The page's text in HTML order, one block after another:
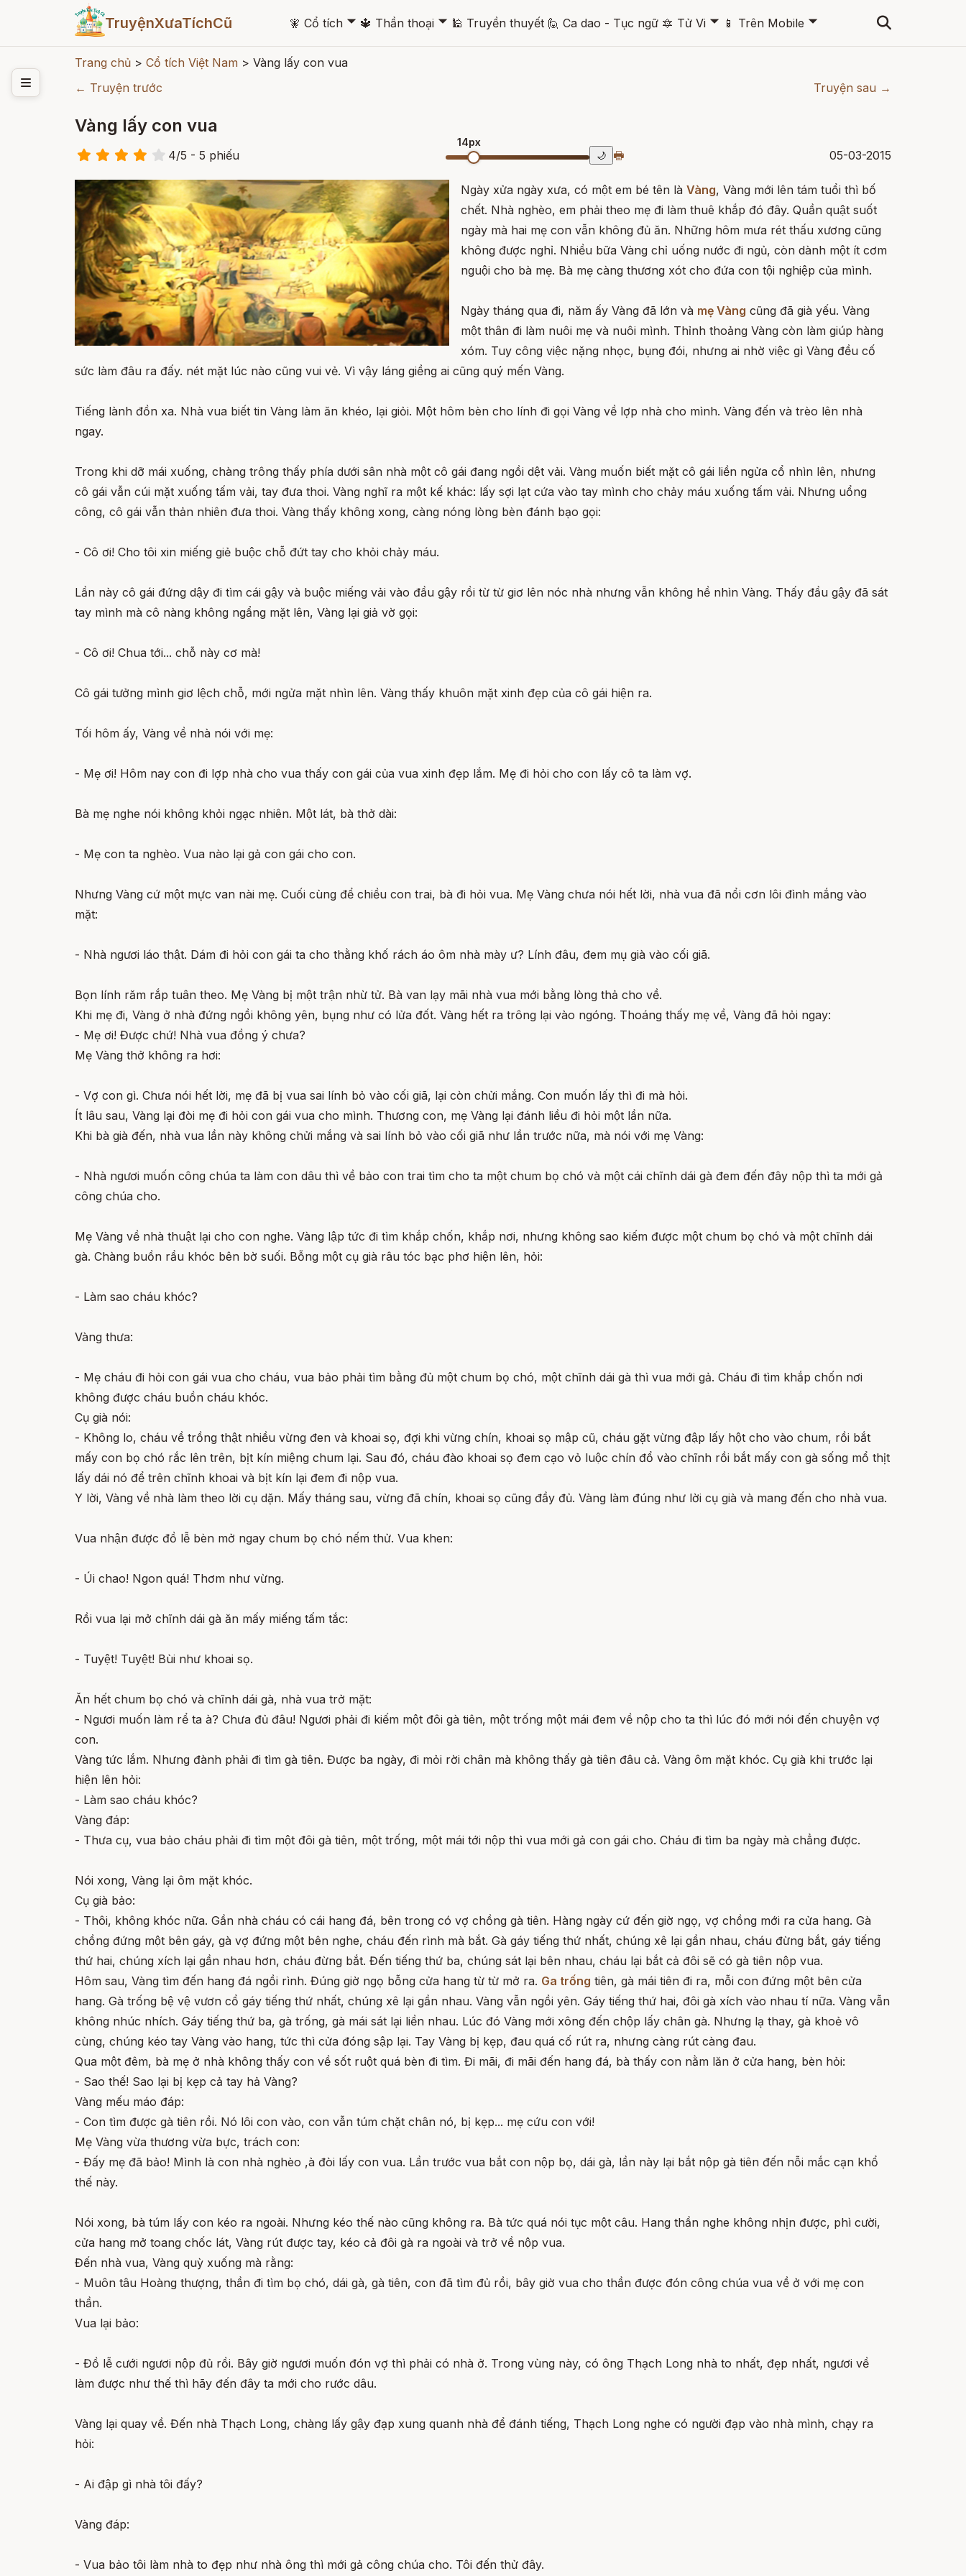
TruyệnXưaTíchCũ 🧚 Cổ tích 🞃 🔱 Thần thoại 🞃 🕌 Truyền thuyết 🙋 Ca dao - Tục ngữ 🔯 Tử Vi 🞃 📱 Trên Mobile 🞃
Trang chủ > Cổ tích Việt Nam > Vàng lấy con vua
← Truyện trước
Truyện sau →
Vàng lấy con vua
4/5 - 5 phiếu
14px
🌙 🖶 05-03-2015
Ngày xửa ngày xưa, có một em bé tên là Vàng, Vàng mới lên tám tuổi thì bố
chết. Nhà nghèo, em phải theo mẹ đi làm thuê khắp đó đây. Quần quật suốt
ngày mà hai mẹ con vẫn không đủ ăn. Những hôm mưa rét thấu xương cũng
không được nghỉ. Nhiều bữa Vàng chỉ uống nước đi ngủ, còn dành một ít cơm
nguội cho bà mẹ. Bà mẹ càng thương xót cho đứa con tội nghiệp của mình.
Ngày tháng qua đi, năm ấy Vàng đã lớn và mẹ Vàng cũng đã già yếu. Vàng
một thân đi làm nuôi mẹ và nuôi mình. Thỉnh thoảng Vàng còn làm giúp hàng
xóm. Tuy công việc nặng nhọc, bụng đói, nhưng ai nhờ việc gì Vàng đều cố
sức làm đâu ra đấy. nét mặt lúc nào cũng vui vẻ. Vì vậy láng giềng ai cũng quý mến Vàng.
Tiếng lành đồn xa. Nhà vua biết tin Vàng làm ăn khéo, lại giỏi. Một hôm bèn cho lính đi gọi Vàng về lợp nhà cho mình. Vàng đến và trèo lên nhà
ngay.
Trong khi dỡ mái xuống, chàng trông thấy phía dưới sân nhà một cô gái đang ngồi dệt vải. Vàng muốn biết mặt cô gái liền ngửa cổ nhìn lên, nhưng
cô gái vẫn cúi mặt xuống tấm vải, tay đưa thoi. Vàng nghĩ ra một kế khác: lấy sợi lạt cứa vào tay mình cho chảy máu xuống tấm vải. Nhưng uổng
công, cô gái vẫn thản nhiên đưa thoi. Vàng thấy không xong, càng nóng lòng bèn đánh bạo gọi:
- Cô ơi! Cho tôi xin miếng giẻ buộc chỗ đứt tay cho khỏi chảy máu.
Lần này cô gái đứng dậy đi tìm cái gậy và buộc miếng vải vào đầu gậy rồi từ từ giơ lên nóc nhà nhưng vẫn không hề nhìn Vàng. Thấy đầu gậy đã sát
tay mình mà cô nàng không ngẩng mặt lên, Vàng lại giả vờ gọi:
- Cô ơi! Chua tới... chỗ này cơ mà!
Cô gái tưởng mình giơ lệch chỗ, mới ngửa mặt nhìn lên. Vàng thấy khuôn mặt xinh đẹp của cô gái hiện ra.
Tối hôm ấy, Vàng về nhà nói với mẹ:
- Mẹ ơi! Hôm nay con đi lợp nhà cho vua thấy con gái của vua xinh đẹp lắm. Mẹ đi hỏi cho con lấy cô ta làm vợ.
Bà mẹ nghe nói không khỏi ngạc nhiên. Một lát, bà thở dài:
- Mẹ con ta nghèo. Vua nào lại gả con gái cho con.
Nhưng Vàng cứ một mực van nài mẹ. Cuối cùng để chiều con trai, bà đi hỏi vua. Mẹ Vàng chưa nói hết lời, nhà vua đã nổi cơn lôi đình mắng vào
mặt:
- Nhà ngươi láo thật. Dám đi hỏi con gái ta cho thằng khố rách áo ôm nhà mày ư? Lính đâu, đem mụ già vào cối giã.
Bọn lính răm rắp tuân theo. Mẹ Vàng bị một trận nhừ tử. Bà van lạy mãi nhà vua mới bằng lòng thả cho về.
Khi mẹ đi, Vàng ở nhà đứng ngồi không yên, bụng như có lửa đốt. Vàng hết ra trông lại vào ngóng. Thoáng thấy mẹ về, Vàng đã hỏi ngay:
- Mẹ ơi! Được chứ! Nhà vua đồng ý chưa?
Mẹ Vàng thở không ra hơi:
- Vợ con gì. Chưa nói hết lời, mẹ đã bị vua sai lính bỏ vào cối giã, lại còn chửi mắng. Con muốn lấy thì đi mà hỏi.
Ít lâu sau, Vàng lại đòi mẹ đi hỏi con gái vua cho mình. Thương con, mẹ Vàng lại đánh liều đi hỏi một lần nữa.
Khi bà già đến, nhà vua lần này không chửi mắng và sai lính bỏ vào cối giã như lần trước nữa, mà nói với mẹ Vàng:
- Nhà ngươi muốn công chúa ta làm con dâu thì về bảo con trai tìm cho ta một chum bọ chó và một cái chĩnh dái gà đem đến đây nộp thì ta mới gả
công chúa cho.
Mẹ Vàng về nhà thuật lại cho con nghe. Vàng lập tức đi tìm khắp chốn, khắp nơi, nhưng không sao kiếm được một chum bọ chó và một chĩnh dái
gà. Chàng buồn rầu khóc bên bờ suối. Bỗng một cụ già râu tóc bạc phơ hiện lên, hỏi:
- Làm sao cháu khóc?
Vàng thưa:
- Mẹ cháu đi hỏi con gái vua cho cháu, vua bảo phải tìm bằng đủ một chum bọ chó, một chĩnh dái gà thì vua mới gả. Cháu đi tìm khắp chốn nơi
không được cháu buồn cháu khóc.
Cụ già nói:
- Không lo, cháu về trồng thật nhiều vừng đen và khoai sọ, đợi khi vừng chín, khoai sọ mập cũ, cháu gặt vừng đập lấy hột cho vào chum, rồi bắt
mấy con bọ chó rắc lên trên, bịt kín miệng chum lại. Sau đó, cháu đào khoai sọ đem cạo vỏ luộc chín đổ vào chĩnh rồi bắt mấy con gà sống mổ thịt
lấy dái nó để trên chĩnh khoai và bịt kín lại đem đi nộp vua.
Y lời, Vàng về nhà làm theo lời cụ dặn. Mấy tháng sau, vừng đã chín, khoai sọ cũng đầy đủ. Vàng làm đúng như lời cụ già và mang đến cho nhà vua.
Vua nhận được đồ lễ bèn mở ngay chum bọ chó nếm thử. Vua khen:
- Úi chao! Ngon quá! Thơm như vừng.
Rồi vua lại mở chĩnh dái gà ăn mấy miếng tấm tắc:
- Tuyệt! Tuyệt! Bùi như khoai sọ.
Ăn hết chum bọ chó và chĩnh dái gà, nhà vua trở mặt:
- Ngươi muốn làm rể ta à? Chưa đủ đâu! Ngươi phải đi kiếm một đôi gà tiên, một trống một mái đem về nộp cho ta thì lúc đó mới nói đến chuyện vợ
con.
Vàng tức lắm. Nhưng đành phải đi tìm gà tiên. Được ba ngày, đi mỏi rời chân mà không thấy gà tiên đâu cả. Vàng ôm mặt khóc. Cụ già khi trước lại
hiện lên hỏi:
- Làm sao cháu khóc?
Vàng đáp:
- Thưa cụ, vua bảo cháu phải đi tìm một đôi gà tiên, một trống, một mái tới nộp thì vua mới gả con gái cho. Cháu đi tìm ba ngày mà chẳng được.
Nói xong, Vàng lại ôm mặt khóc.
Cụ già bảo:
- Thôi, không khóc nữa. Gần nhà cháu có cái hang đá, bên trong có vợ chồng gà tiên. Hàng ngày cứ đến giờ ngọ, vợ chồng mới ra cửa hang. Gà
chồng đứng một bên gáy, gà vợ đứng một bên nghe, cháu đến rình mà bắt. Gà gáy tiếng thứ nhất, chúng xê lại gần nhau, cháu đừng bắt, gáy tiếng
thứ hai, chúng xích lại gần nhau hơn, cháu đừng bắt. Đến tiếng thứ ba, chúng sát lại bên nhau, cháu lại bắt cả đôi sẽ có gà tiên nộp vua.
Hôm sau, Vàng tìm đến hang đá ngồi rình. Đúng giờ ngọ bỗng cửa hang từ từ mở ra. Ga trống tiên, gà mái tiên đi ra, mỗi con đứng một bên cửa
hang. Gà trống bệ vệ vươn cổ gáy tiếng thứ nhất, chúng xê lại gần nhau. Vàng vẫn ngồi yên. Gáy tiếng thứ hai, đôi gà xích vào nhau tí nữa. Vàng vẫn
không nhúc nhích. Gáy tiếng thứ ba, gà trống, gà mái sát lại liền nhau. Lúc đó Vàng mới xông đến chộp lấy chân gà. Nhưng lạ thay, gà khoẻ vô
cùng, chúng kéo tay Vàng vào hang, tức thì cửa đóng sập lại. Tay Vàng bị kẹp, đau quá cố rút ra, nhưng càng rút càng đau.
Qua một đêm, bà mẹ ở nhà không thấy con về sốt ruột quá bèn đi tìm. Đi mãi, đi mãi đến hang đá, bà thấy con nằm lăn ở cửa hang, bèn hỏi:
- Sao thế! Sao lại bị kẹp cả tay hả Vàng?
Vàng mếu máo đáp:
- Con tìm được gà tiên rồi. Nó lôi con vào, con vẫn túm chặt chân nó, bị kẹp... mẹ cứu con với!
Mẹ Vàng vừa thương vừa bực, trách con:
- Đấy mẹ đã bảo! Mình là con nhà nghèo ,à đòi lấy con vua. Lần trước vua bắt con nộp bọ, dái gà, lần này lại bắt nộp gà tiên đến nỗi mắc cạn khổ
thế này.
Nói xong, bà túm lấy con kéo ra ngoài. Nhưng kéo thế nào cũng không ra. Bà tức quá nói tục một câu. Hang thần nghe không nhịn được, phì cười,
cửa hang mở toang chốc lát, Vàng rút được tay, kéo cả đôi gà ra ngoài và trở về nộp vua.
Đến nhà vua, Vàng quỳ xuống mà rằng:
- Muôn tâu Hoàng thượng, thần đi tìm bọ chó, dái gà, gà tiên, con đã tìm đủ rồi, bây giờ vua cho thần được đón công chúa vua về ở với mẹ con
thần.
Vua lại bảo:
- Đồ lễ cưới ngươi nộp đủ rồi. Bây giờ ngươi muốn đón vợ thì phải có nhà ở. Trong vùng này, có ông Thạch Long nhà to nhất, đẹp nhất, ngươi về
làm được như thế thì hãy đến đây ta mới cho rước dâu.
Vàng lại quay về. Đến nhà Thạch Long, chàng lấy gậy đạp xung quanh nhà để đánh tiếng, Thạch Long nghe có người đạp vào nhà mình, chạy ra
hỏi:
- Ai đập gì nhà tôi đấy?
Vàng đáp:
- Vua bảo tôi làm nhà to đẹp như nhà ông thì mới gả công chúa cho. Tôi đến thử đây.